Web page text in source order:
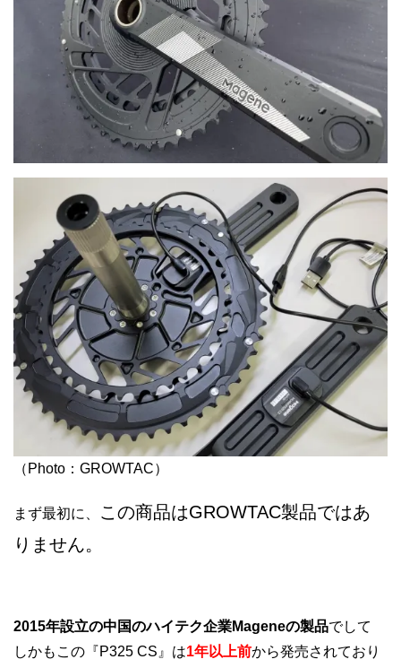
（Photo：GROWTAC）
まず最初に、
この商品はGROWTAC製品ではあ
りません。
2015年設立の中国のハイテク企業Mageneの製品でして
しかもこの『P325 CS』は1年以上前から発売されており